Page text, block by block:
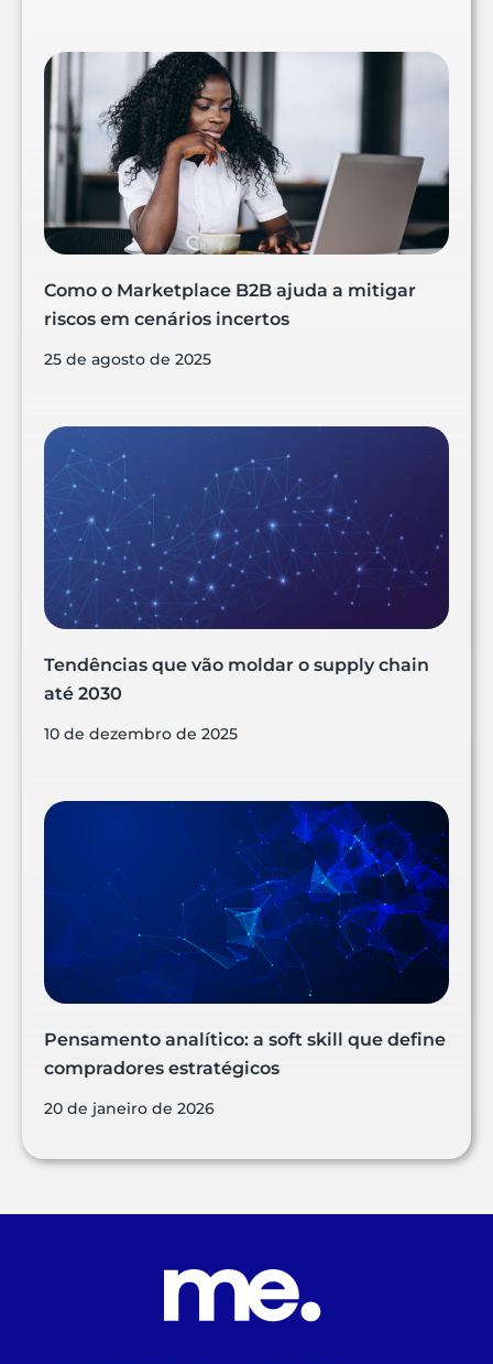
Como o Marketplace B2B ajuda a mitigar
riscos em cenários incertos
25 de agosto de 2025
Tendências que vão moldar o supply chain
até 2030
10 de dezembro de 2025
Pensamento analítico: a soft skill que define
compradores estratégicos
20 de janeiro de 2026